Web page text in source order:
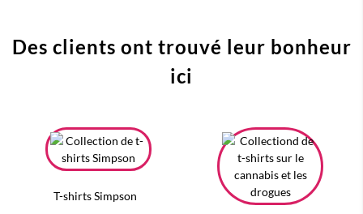
Des clients ont trouvé leur bonheur
ici
T-shirts Simpson